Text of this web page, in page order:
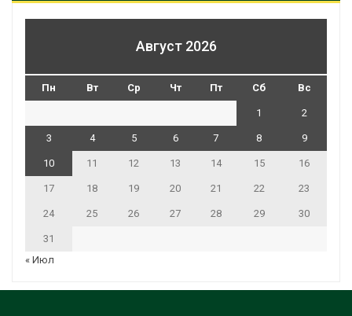
Август 2026
Пн Вт Ср Чт Пт Сб Вс
1 2
3 4 5 6 7 8 9
10 11 12 13 14 15 16
17 18 19 20 21 22 23
24 25 26 27 28 29 30
31
« Июл